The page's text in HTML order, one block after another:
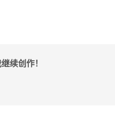
续创作！